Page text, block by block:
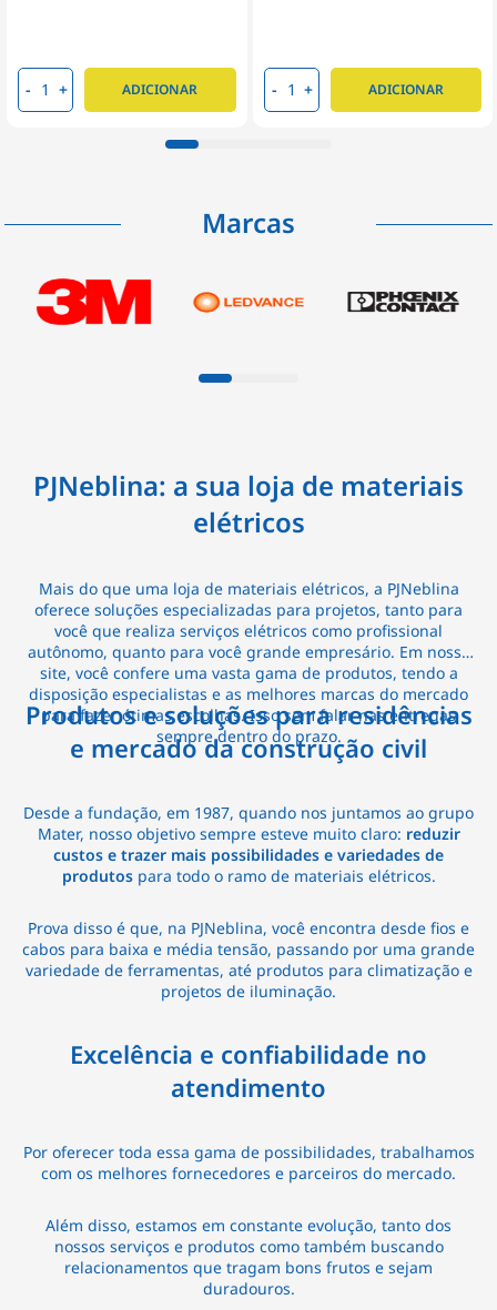
- + ADICIONAR - + ADICIONAR
Marcas
PJNeblina: a sua loja de materiais
elétricos
Mais do que uma loja de materiais elétricos, a PJNeblina
oferece soluções especializadas para projetos, tanto para
você que realiza serviços elétricos como profissional
autônomo, quanto para você grande empresário. Em nosso
site, você confere uma vasta gama de produtos, tendo a
disposição especialistas e as melhores marcas do mercado
para fazer ótimas escolhas. Isso sem falar nas entregas
sempre dentro do prazo.
Produtos e soluções para residências
e mercado da construção civil
Desde a fundação, em 1987, quando nos juntamos ao grupo
Mater, nosso objetivo sempre esteve muito claro: reduzir
custos e trazer mais possibilidades e variedades de
produtospara todo o ramo de materiais elétricos.
Prova disso é que, na PJNeblina, você encontra desde fios e
cabos para baixa e média tensão, passando por uma grande
variedade de ferramentas, até produtos para climatização e
projetos de iluminação.
Excelência e confiabilidade no
atendimento
Por oferecer toda essa gama de possibilidades, trabalhamos
com os melhores fornecedores e parceiros do mercado.
Além disso, estamos em constante evolução, tanto dos
nossos serviços e produtos como também buscando
relacionamentos que tragam bons frutos e sejam
duradouros.